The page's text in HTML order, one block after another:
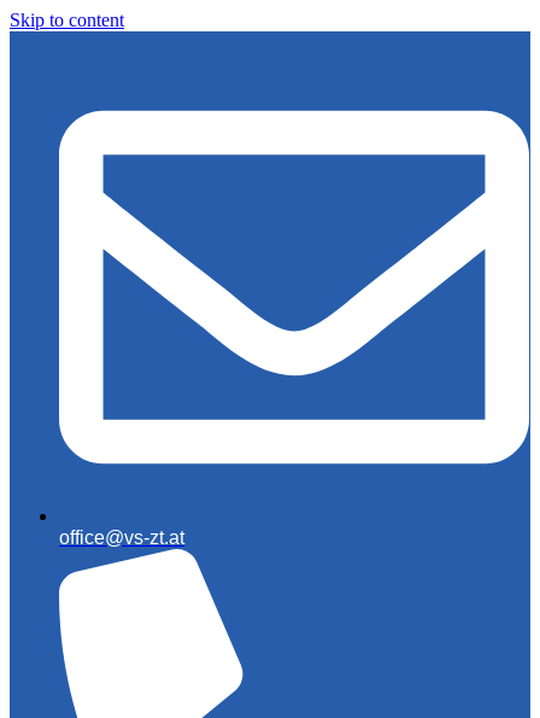
Skip to content
office@vs-zt.at